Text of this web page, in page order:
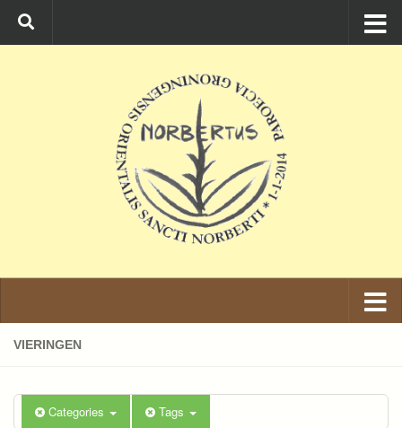
Ga naar de inhoud
VIERINGEN
Categories Tags